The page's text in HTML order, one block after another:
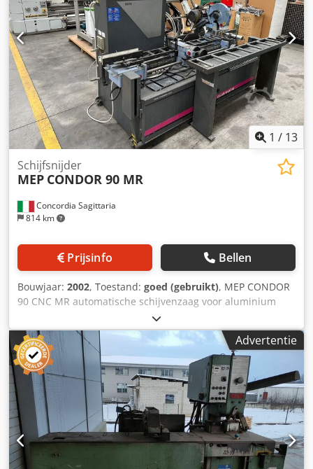
1 / 13
Concordia Sagittaria
814 km
Schijfsnijder
MEP CONDOR 90 MR
Prijsinfo Bellen
Bouwjaar: 2002, Toestand: goed (gebruikt), MEP CONDOR
90 CNC MR automatische schijvenzaag voor aluminium
profielen met voeding . Gebruikt in uitstekende staat
Crsdpfxsikztpo Afkof
Advertentie